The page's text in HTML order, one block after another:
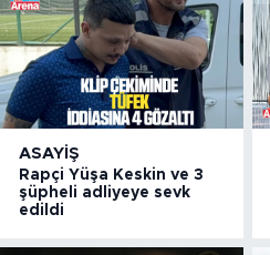
ASAYIŞ
Rapçi Yüşa Keskin ve 3
şüpheli adliyeye sevk
edildi